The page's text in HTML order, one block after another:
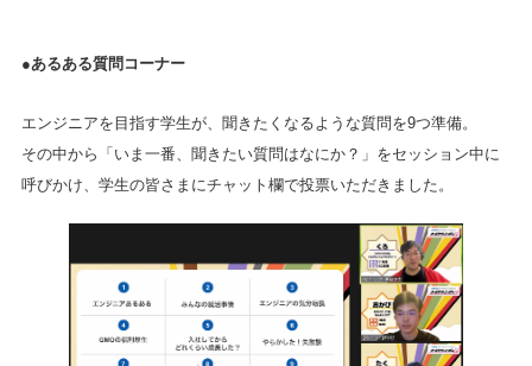
●あるある質問コーナー
エンジニアを目指す学生が、聞きたくなるような質問を9つ準備。
その中から「いま一番、聞きたい質問はなにか？」をセッション中に
呼びかけ、学生の皆さまにチャット欄で投票いただきました。